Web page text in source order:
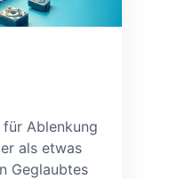
Ablenkung
als etwas
Geglaubtes